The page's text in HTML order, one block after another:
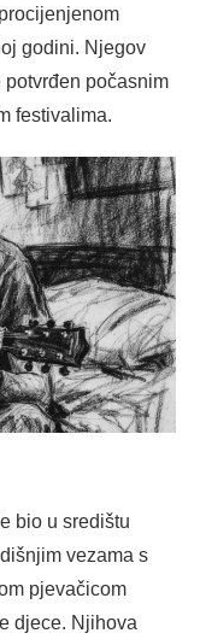
godini. Njegov
počasnim
festivalima.
bio u središtu
vezama s
pjevačicom
djece. Njihova